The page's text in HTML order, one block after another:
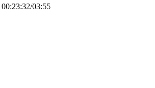
00:23:32/03:55